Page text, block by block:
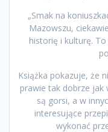
„Smak na
Mazowszu,
historię i kulturę.
Książka pokazuje, że
prawie tak dobrze jak
są gorsi, a w
interesujące
wykonać